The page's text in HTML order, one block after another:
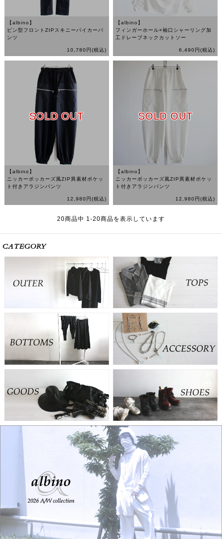
【albino】
ピン型フロントZIPスキニーバイカーパ
ンツ
10,780円(税込)
【albino】
フィンガーホール×袖口シャーリング加
工ドレープネックカットソー
6,490円(税込)
【albino】
ニッカーボッカーズ風ZIP異素材ポケッ
ト付きアラジンパンツ
12,980円(税込)
SOLD OUT
【albino】
ニッカーボッカーズ風ZIP異素材ポケッ
ト付きアラジンパンツ
12,980円(税込)
SOLD OUT
20商品中 1-20商品を表示しています
CATEGORY